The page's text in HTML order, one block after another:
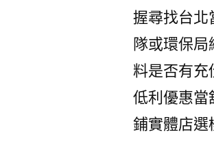
握尋找台北
隊或環保局
料是否有充
低利優惠當
鋪實體店選